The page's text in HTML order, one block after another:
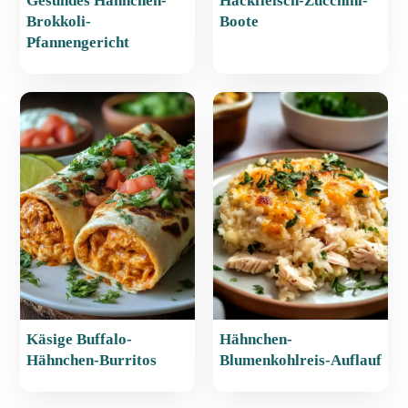
Brokkoli-
Pfannengericht
Boote
Käsige Buffalo-
Hähnchen-Burritos
Hähnchen-
Blumenkohlreis-Auflauf